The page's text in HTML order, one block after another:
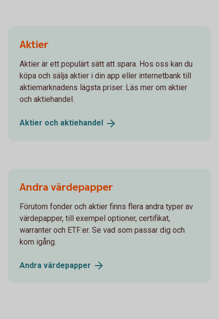
Aktier
Aktier är ett populärt sätt att spara. Hos oss kan du
köpa och sälja aktier i din app eller internetbank till
aktiemarknadens lägsta priser. Läs mer om aktier
och aktiehandel.
Aktier och aktiehandel
Andra värdepapper
Förutom fonder och aktier finns flera andra typer av
värdepapper, till exempel optioner, certifikat,
warranter och ETF:er. Se vad som passar dig och
kom igång.
Andra värdepapper